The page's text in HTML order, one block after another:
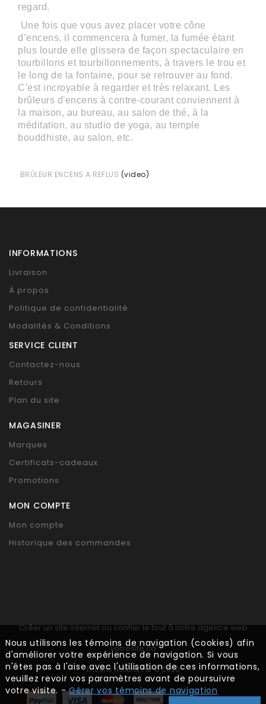
regard.
Une fois que vous avez placer votre cône
d’encens, il commencera à fumer, la fumée étant
plus lourde elle glissera de façon spectaculaire en
tourbillons et tourbillonnements, à travers le trou et
le long de la fontaine, pour se retrouver au fond.
C'est incroyable à regarder et très relaxant. Les
brûleurs d'encens à contre-courant conviennent à
la maison, au bureau, au salon de thé, à la
méditation, au studio de yoga, au temple
bouddhiste, au salon, etc.
BRÛLEUR ENCENS A REFLUS (video)
INFORMATIONS
Livraison
À propos
Politique de confidentialité
Modalités & Conditions
SERVICE CLIENT
Contactez-nous
Retours
Plan du site
MAGASINER
Marques
Certificats-cadeaux
Promotions
MON COMPTE
Mon compte
Historique des commandes
Créer un site internet ou confier le tout à notre agence web
votresite.ca
Encens Naturel Pur © 2026
Nous utilisons les témoins de navigation (cookies) afin
d'améliorer votre expérience de navigation. Si vous
n'êtes pas à l'aise avec l'utilisation de ces informations,
veuillez revoir vos paramètres avant de poursuivre
votre visite. -Gérer vos témoins de navigation